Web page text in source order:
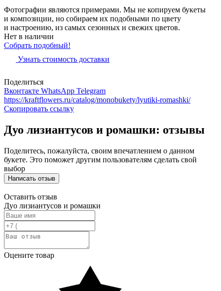
Фотографии являются примерами. Мы не копируем букеты
и композиции, но собираем их подобными по цвету
и настроению, из самых сезонных и свежих цветов.
Нет в наличии
Собрать подобный!
Узнать стоимость доставки
Поделиться
Вконтакте WhatsApp Telegram
https://kraftflowers.ru/catalog/monobukety/lyutiki-romashki/
Скопировать ссылку
Дуо лизиантусов и ромашки: отзывы
Поделитесь, пожалуйста, своим впечатлением о данном
букете. Это поможет другим пользователям сделать свой
выбор
Написать отзыв
Оставить отзыв
Дуо лизиантусов и ромашки
Оцените товар